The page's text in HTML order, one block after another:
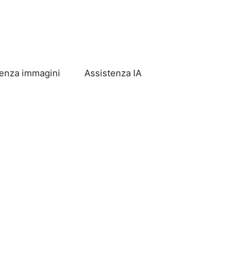
immagini Assistenza IA